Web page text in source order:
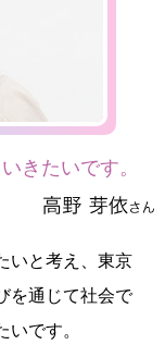
きたいです。
いと考え、東京
を通じて社会で
です。